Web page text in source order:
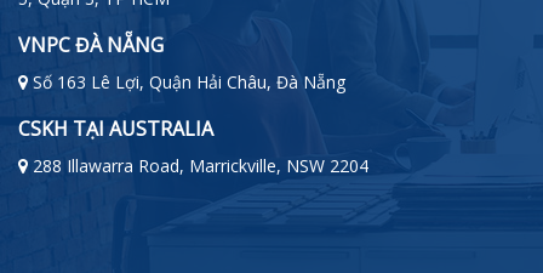
VNPC ĐÀ NẴNG
Số 163 Lê Lợi, Quận Hải Châu, Đà Nẵng
CSKH TẠI AUSTRALIA
288 Illawarra Road, Marrickville, NSW 2204